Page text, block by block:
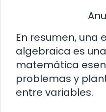
En resumen, una
algebraica es
matemática
problemas y
entre variables.